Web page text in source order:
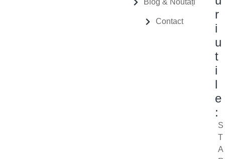
Blog & Noutăți
Contact
r
i
u
t
i
l
e
:
S
T
A